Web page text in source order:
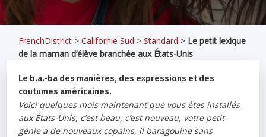
FrenchDistrict >Californie Sud >Standard > Le petit lexique
de la maman d’élève branchée aux États-Unis
Le b.a.-ba des manières, des expressions et des
coutumes américaines.
Voici quelques mois maintenant que vous êtes installés
aux États-Unis, c’est beau, c’est nouveau, votre petit
génie a de nouveaux copains, il baragouine sans